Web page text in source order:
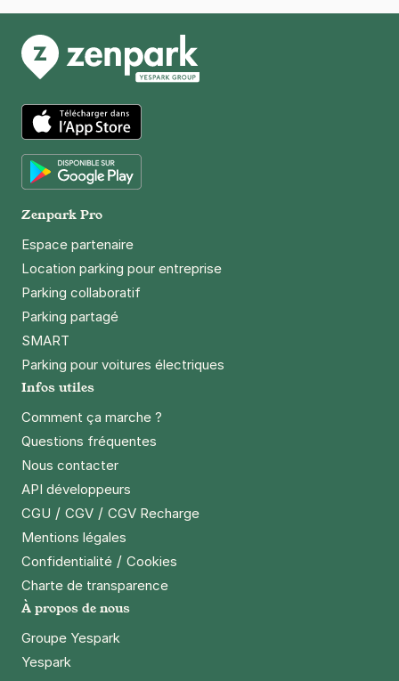
App Store
Zenpark Pro
Espace partenaire
Location parking pour entreprise
Parking collaboratif
Parking partagé
SMART
Parking pour voitures électriques
Infos utiles
Comment ça marche ?
Questions fréquentes
Nous contacter
API développeurs
CGU / CGV / CGV Recharge
Mentions légales
Confidentialité / Cookies
Charte de transparence
À propos de nous
Groupe Yespark
Yespark